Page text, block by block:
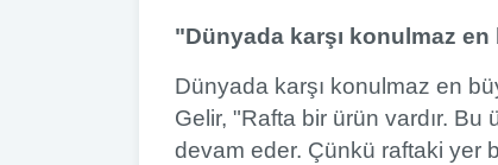
"Dünyada karşı konulmaz
Dünyada karşı konulmaz en
Gelir, "Rafta bir ürün vardır.
devam eder. Çünkü raftaki yer